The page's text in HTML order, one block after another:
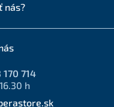
nás?
714
h